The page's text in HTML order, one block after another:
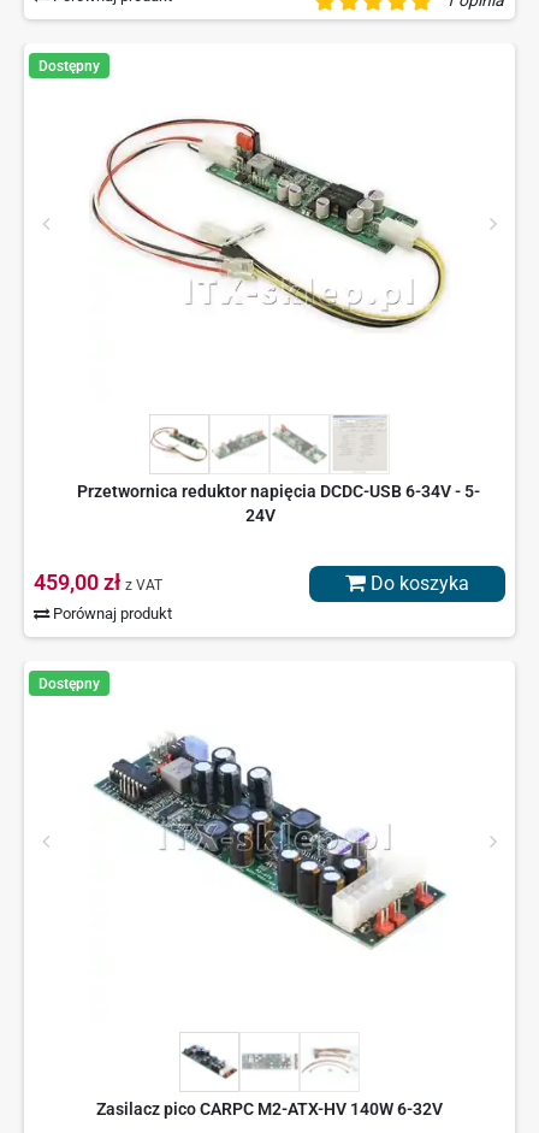
Dostępny
Przetwornica reduktor napięcia DCDC-USB 6-34V - 5-
24V
459,00 zł z VAT
Porównaj produkt
Do koszyka
Dostępny
Zasilacz pico CARPC M2-ATX-HV 140W 6-32V